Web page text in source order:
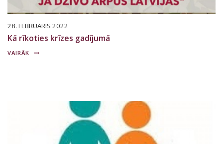
28. FEBRUĀRIS 2022
Kā rīkoties krīzes gadījumā
VAIRĀK